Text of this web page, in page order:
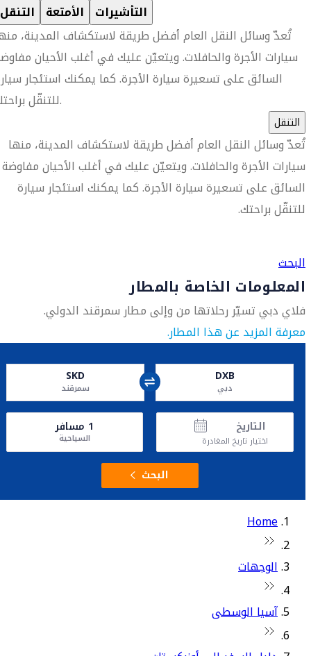
التنقل الأمتعة التأشيرات
تُعدّ وسائل النقل العام أفضل طريقة لاستكشاف المدينة،
سيارات الأجرة والحافلات. ويتعيّن عليك في أغلب الأحيان
السائق على تسعيرة سيارة الأجرة. كما يمكنك استئجار
للتنقّل براحتك.
التنقل
تُعدّ وسائل النقل العام أفضل طريقة لاستكشاف المدينة، منها
سيارات الأجرة والحافلات. ويتعيّن عليك في أغلب الأحيان مفاوضة
السائق على تسعيرة سيارة الأجرة. كما يمكنك استئجار سيارة
للتنقّل براحتك.
البحث
المعلومات الخاصة بالمطار
فلاي دبي تسيّر رحلاتها من وإلى مطار سمرقند الدولي.
معرفة المزيد عن هذا المطار.
DXB
دبي
SKD
سمرقند
التاريخ
اختيار تاريخ المغادرة
1 مسافر
السياحية
البحث
Home
الوجهات
آسيا الوسطى